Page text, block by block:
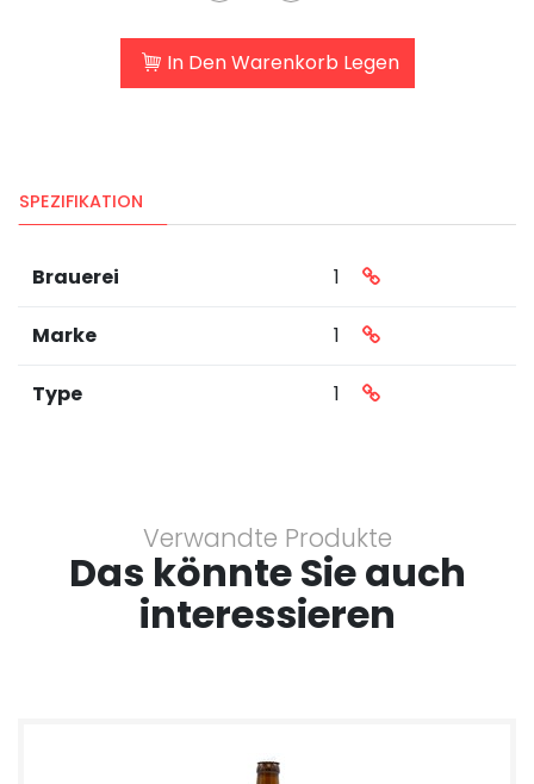
In Den Warenkorb Legen
SPEZIFIKATION
Brauerei 1
Marke 1
Type 1
Verwandte Produkte
Das könnte Sie auch
interessieren